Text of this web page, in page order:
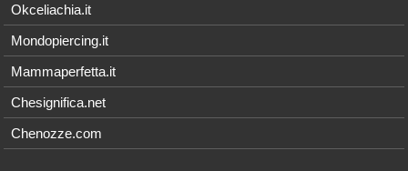
Okceliachia.it
Mondopiercing.it
Mammaperfetta.it
Chesignifica.net
Chenozze.com